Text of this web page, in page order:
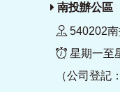
南投辦公區
540202
星期一至
（公司登記